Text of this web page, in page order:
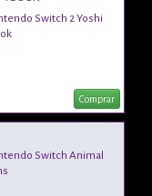
Switch 2 Yoshi
Comprar
Switch Animal